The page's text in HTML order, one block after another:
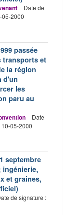
Date de
05-2000
passée
transports et
la région
d'un
les
paru au
Date
05-2000
septembre
ingénierie,
et graines,
de signature :